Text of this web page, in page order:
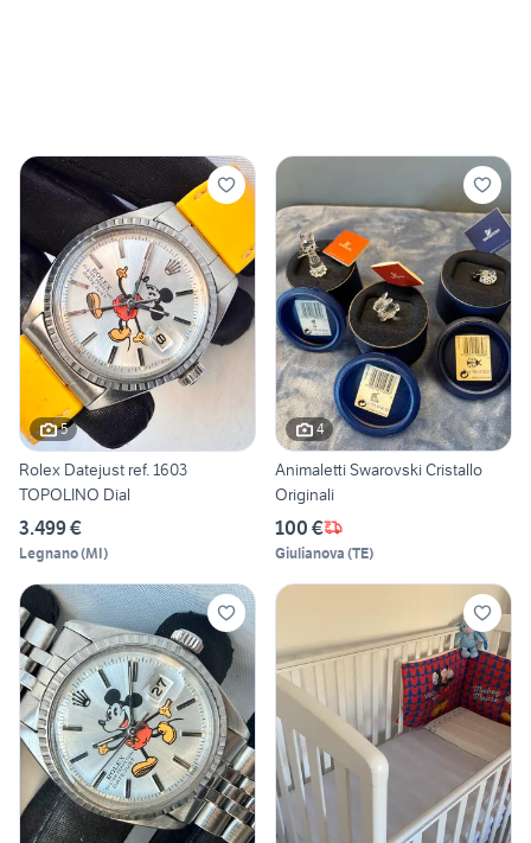
5
Rolex Datejust ref. 1603
TOPOLINO Dial
3.499 €
Legnano(MI)
4
Animaletti Swarovski Cristallo
Originali
100 €
Giulianova (TE)